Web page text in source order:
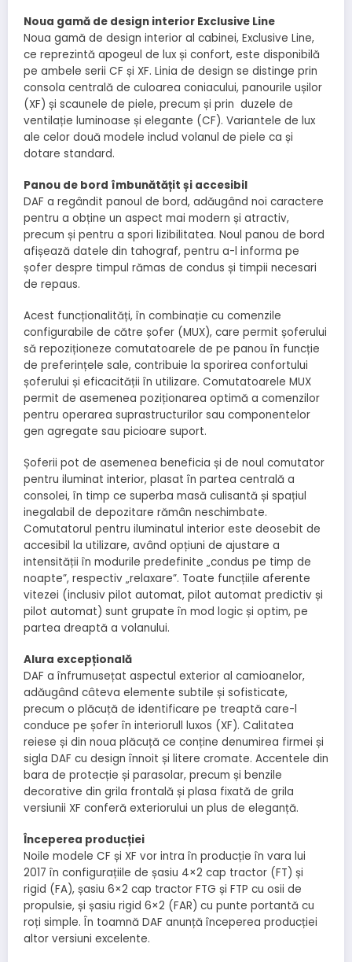
Noua gamă de design interior Exclusive Line
Noua gamă de design interior al cabinei, Exclusive Line,
ce reprezintă apogeul de lux și confort, este disponibilă
pe ambele serii CF și XF. Linia de design se distinge prin
consola centrală de culoarea coniacului, panourile ușilor
(XF) și scaunele de piele, precum și prin duzele de
ventilație luminoase și elegante (CF). Variantele de lux
ale celor două modele includ volanul de piele ca și
dotare standard.
Panou de bord îmbunătățit și accesibil
DAF a regândit panoul de bord, adăugând noi caractere
pentru a obține un aspect mai modern și atractiv,
precum și pentru a spori lizibilitatea. Noul panou de bord
afișează datele din tahograf, pentru a-l informa pe
șofer despre timpul rămas de condus și timpii necesari
de repaus.
Acest funcționalități, în combinație cu comenzile
configurabile de către șofer (MUX), care permit șoferului
să repoziționeze comutatoarele de pe panou în funcție
de preferințele sale, contribuie la sporirea confortului
șoferului și eficacității în utilizare. Comutatoarele MUX
permit de asemenea poziționarea optimă a comenzilor
pentru operarea suprastructurilor sau componentelor
gen agregate sau picioare suport.
Șoferii pot de asemenea beneficia și de noul comutator
pentru iluminat interior, plasat în partea centrală a
consolei, în timp ce superba masă culisantă și spațiul
inegalabil de depozitare rămân neschimbate.
Comutatorul pentru iluminatul interior este deosebit de
accesibil la utilizare, având opțiuni de ajustare a
intensității în modurile predefinite „condus pe timp de
noapte”, respectiv „relaxare”. Toate funcțiile aferente
vitezei (inclusiv pilot automat, pilot automat predictiv și
pilot automat) sunt grupate în mod logic și optim, pe
partea dreaptă a volanului.
Alura excepțională
DAF a înfrumusețat aspectul exterior al camioanelor,
adăugând câteva elemente subtile și sofisticate,
precum o plăcuță de identificare pe treaptă care-l
conduce pe șofer în interiorull luxos (XF). Calitatea
reiese și din noua plăcuță ce conține denumirea firmei și
sigla DAF cu design înnoit și litere cromate. Accentele din
bara de protecție și parasolar, precum și benzile
decorative din grila frontală și plasa fixată de grila
versiunii XF conferă exteriorului un plus de eleganță.
Începerea producției
Noile modele CF și XF vor intra în producție în vara lui
2017 în configurațiile de șasiu 4×2 cap tractor (FT) și
rigid (FA), șasiu 6×2 cap tractor FTG și FTP cu osii de
propulsie, și șasiu rigid 6×2 (FAR) cu punte portantă cu
roți simple. În toamnă DAF anunță începerea producției
altor versiuni excelente.